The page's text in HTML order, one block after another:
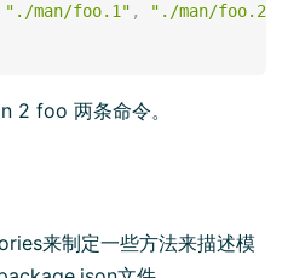
"./man/foo.1" , "./man/foo.2"
2 foo 两条命令。
来制定一些方法来描述模